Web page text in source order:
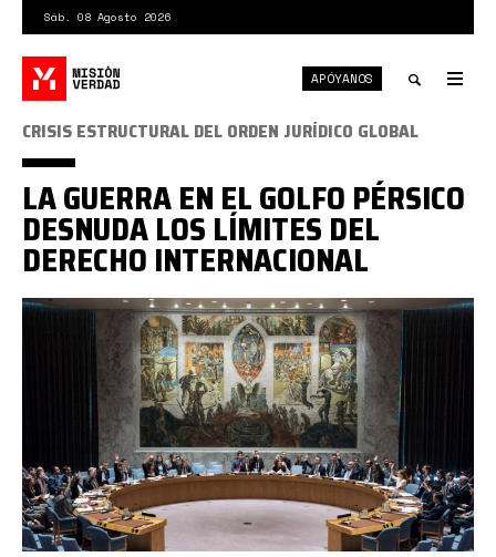
contenido
principal
Sáb. 08 Agosto 2026
Toggle
APÓYANOS
onu
MODELO
CRISIS ESTRUCTURAL DEL ORDEN JURÍDICO GLOBAL
LA GUERRA EN EL GOLFO PÉRSICO
DESNUDA LOS LÍMITES DEL
DERECHO INTERNACIONAL